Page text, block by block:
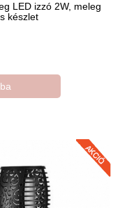
LED izzó 2W, meleg
készlet